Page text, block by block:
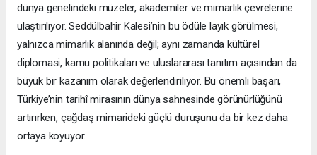
dünya genelindeki müzeler, akademiler ve mimarlık çevrelerine
ulaştırılıyor. Seddülbahir Kalesi’nin bu ödüle layık görülmesi,
yalnızca mimarlık alanında değil; aynı zamanda kültürel
diplomasi, kamu politikaları ve uluslararası tanıtım açısından da
büyük bir kazanım olarak değerlendiriliyor. Bu önemli başarı,
Türkiye’nin tarihî mirasının dünya sahnesinde görünürlüğünü
artırırken, çağdaş mimarideki güçlü duruşunu da bir kez daha
ortaya koyuyor.